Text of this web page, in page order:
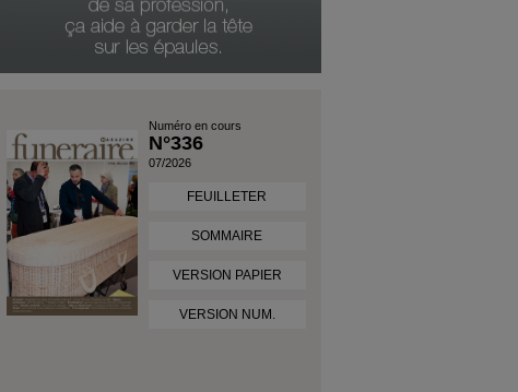
Numéro en cours
N°336
07/2026
FEUILLETER
SOMMAIRE
VERSION PAPIER
VERSION NUM.